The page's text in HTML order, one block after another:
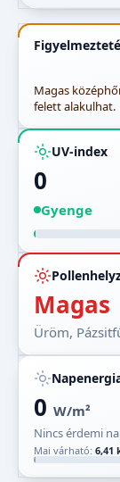
Magas
felett alakulhat.
UV-index
0
Gyenge
Magas
Üröm,
0 W/m²
Nincs érdemi
Mai várható: 6,41